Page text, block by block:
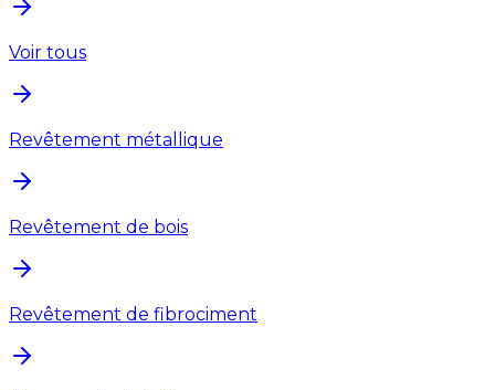
Voir tous
Revêtement métallique
Revêtement de bois
Revêtement de fibrociment